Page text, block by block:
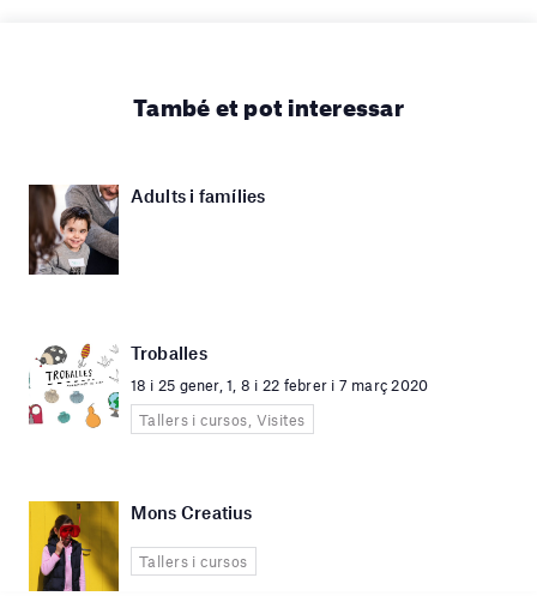
També et pot interessar
Adults i famílies
Troballes
18 i 25 gener, 1, 8 i 22 febrer i 7 març 2020
Tallers i cursos, Visites
Mons Creatius
Tallers i cursos